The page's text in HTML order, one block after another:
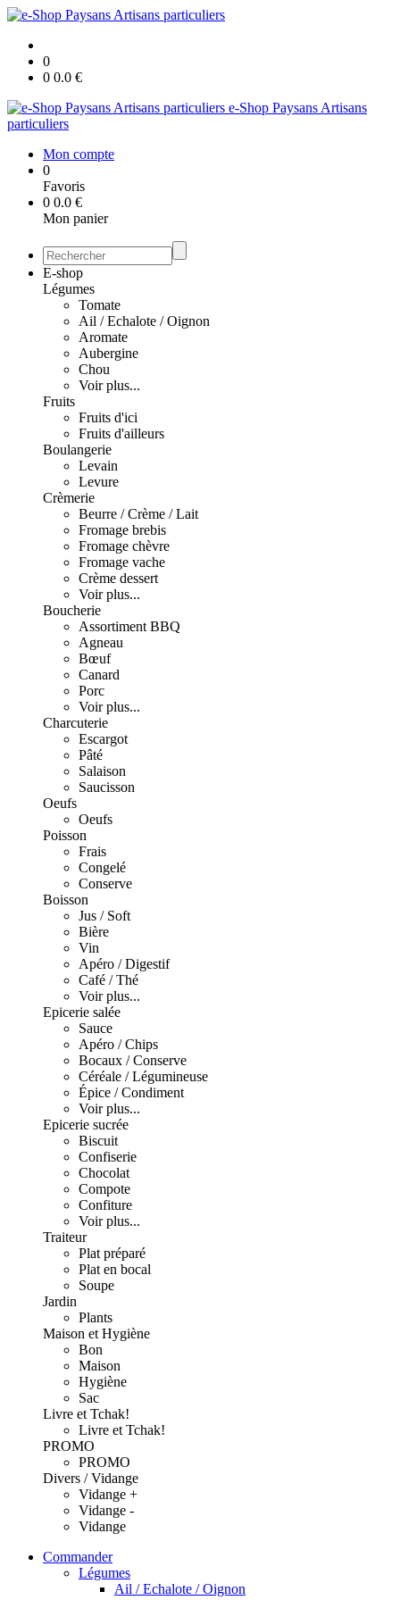
0
0 0.0 €
e-Shop Paysans Artisans
particuliers
Mon compte
0
Favoris
0 0.0 €
Mon panier
E-shop
Légumes
Tomate
Ail / Echalote / Oignon
Aromate
Aubergine
Chou
Voir plus...
Fruits
Fruits d'ici
Fruits d'ailleurs
Boulangerie
Levain
Levure
Crèmerie
Beurre / Crème / Lait
Fromage brebis
Fromage chèvre
Fromage vache
Crème dessert
Voir plus...
Boucherie
Assortiment BBQ
Agneau
Bœuf
Canard
Porc
Voir plus...
Charcuterie
Escargot
Pâté
Salaison
Saucisson
Oeufs
Oeufs
Poisson
Frais
Congelé
Conserve
Boisson
Jus / Soft
Bière
Vin
Apéro / Digestif
Café / Thé
Voir plus...
Epicerie salée
Sauce
Apéro / Chips
Bocaux / Conserve
Céréale / Légumineuse
Épice / Condiment
Voir plus...
Epicerie sucrée
Biscuit
Confiserie
Chocolat
Compote
Confiture
Voir plus...
Traiteur
Plat préparé
Plat en bocal
Soupe
Jardin
Plants
Maison et Hygiène
Bon
Maison
Hygiène
Sac
Livre et Tchak!
Livre et Tchak!
PROMO
PROMO
Divers / Vidange
Vidange +
Vidange -
Vidange
Commander
Légumes
Ail / Echalote / Oignon